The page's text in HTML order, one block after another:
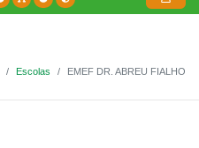
Escolas EMEF DR. ABREU FIALHO